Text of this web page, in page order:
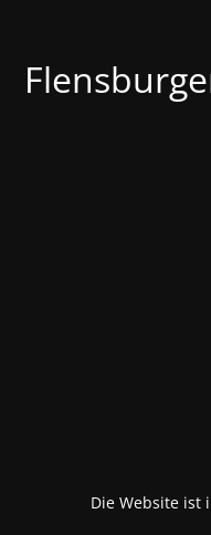
Die Website ist